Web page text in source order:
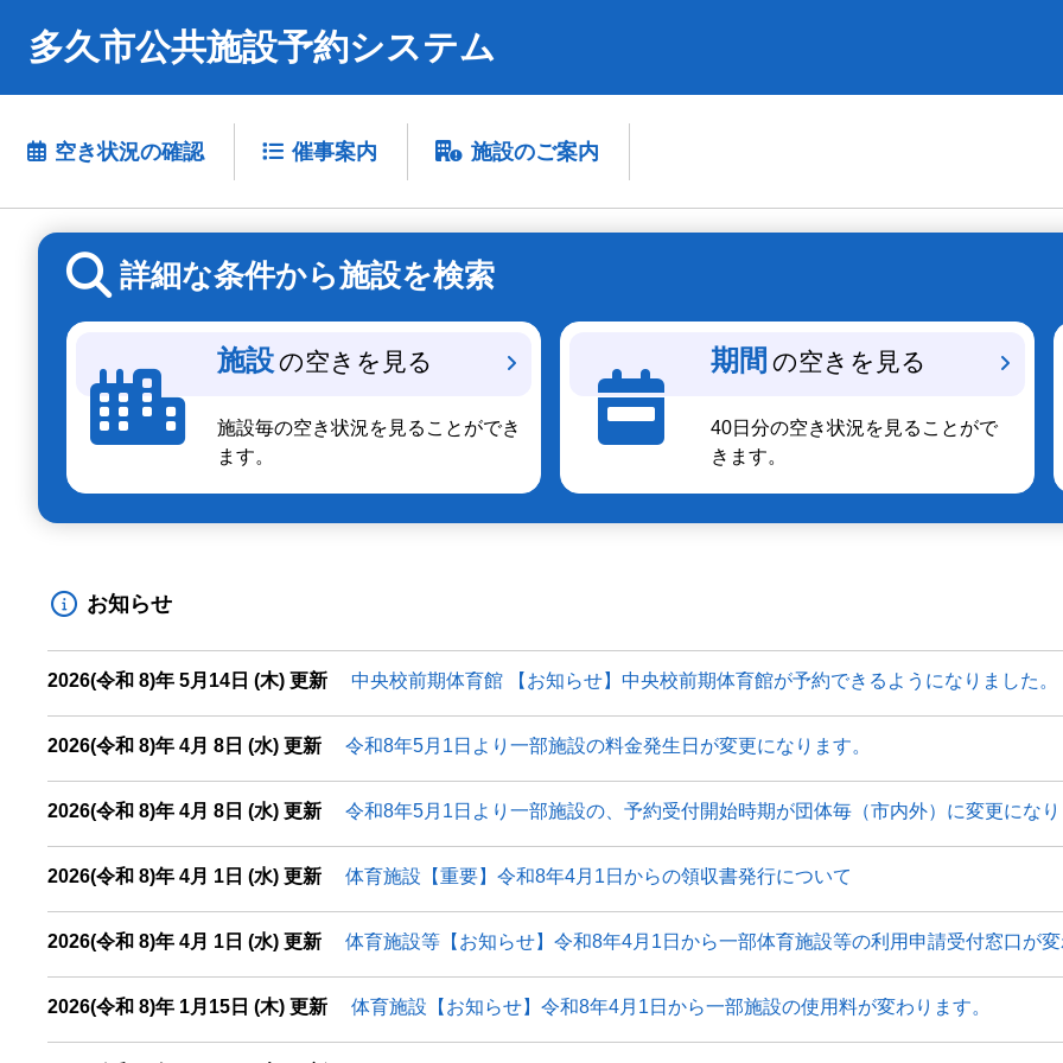
多久市公共施設予約システム
空き状況の確認 催事案内 施設のご案内
詳細な条件から施設を検索
施設の空きを見る
施設毎の空き状況を見ることができ
ます。
期間 の空きを見る
40日分の空き状況を見ることがで
きます。
お知らせ
2026(令和 8)年 5月14日 (木) 更新 中央校前期体育館 【お知らせ】中央校前期体育館が予約できるようになりました。
2026(令和 8)年 4月 8日 (水) 更新 令和8年5月1日より一部施設の料金発生日が変更になります。
2026(令和 8)年 4月 8日 (水) 更新 令和8年5月1日より一部施設の、予約受付開始時期が団体毎（市内外）に変更になり
2026(令和 8)年 4月 1日 (水) 更新 体育施設【重要】令和8年4月1日からの領収書発行について
2026(令和 8)年 4月 1日 (水) 更新 体育施設等【お知らせ】令和8年4月1日から一部体育施設等の利用申請受付窓口が変
2026(令和 8)年 1月15日 (木) 更新 体育施設【お知らせ】令和8年4月1日から一部施設の使用料が変わります。